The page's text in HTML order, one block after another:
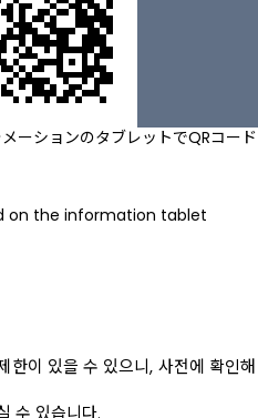
한이 있을 수 있으니, 사전에 확인해
수 있습니다.
ーションのタブレットでQRコード
on the information tablet